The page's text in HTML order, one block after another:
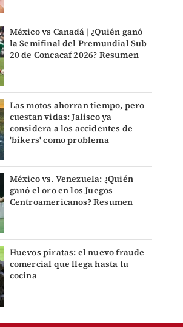
México vs Canadá | ¿Quién ganó
la Semifinal del Premundial Sub
20 de Concacaf 2026? Resumen
Las motos ahorran tiempo, pero
cuestan vidas: Jalisco ya
considera a los accidentes de
'bikers' como problema
México vs. Venezuela: ¿Quién
ganó el oro en los Juegos
Centroamericanos? Resumen
Huevos piratas: el nuevo fraude
comercial que llega hasta tu
cocina